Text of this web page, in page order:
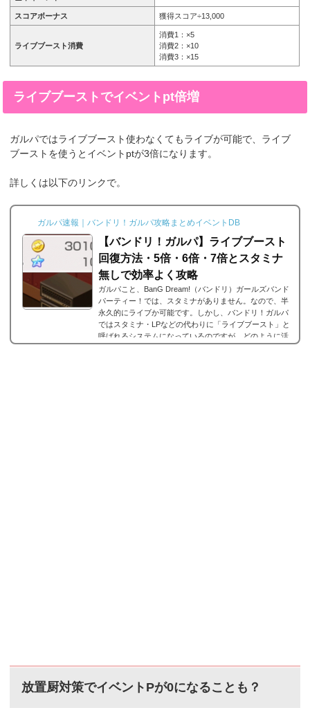
スコアボーナス 獲得スコア÷13,000
ライブブースト消費
消費1：×5
消費2：×10
消費3：×15
ライブブーストでイベントpt倍増
ガルパではライブブースト使わなくてもライブが可能で、ライブ
ブーストを使うとイベントptが3倍になります。
詳しくは以下のリンクで。
ガルパ速報｜バンドリ！ガルパ攻略まとめイベントDB
【バンドリ！ガルパ】ライブブースト
回復方法・5倍・6倍・7倍とスタミナ
無しで効率よく攻略
ガルパこと、BanG Dream!（バンドリ）ガールズバンド
パーティー！では、スタミナがありません。なので、半
永久的にライブか可能です。しかし、バンドリ！ガルパ
ではスタミナ・LPなどの代わりに「ライブブースト」と
呼ばれるシステムになっているのですが、どのように活
放置厨対策でイベントPが0になることも？